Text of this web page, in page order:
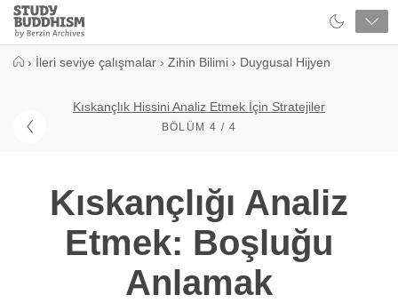
Close
Study
Buddhism
› İleri seviye çalışmalar › Zihin Bilimi › Duygusal Hijyen
Kıskançlık Hissini Analiz Etmek İçin Stratejiler
BÖLÜM 4 / 4
Kıskançlığı Analiz
Etmek: Boşluğu
Anlamak